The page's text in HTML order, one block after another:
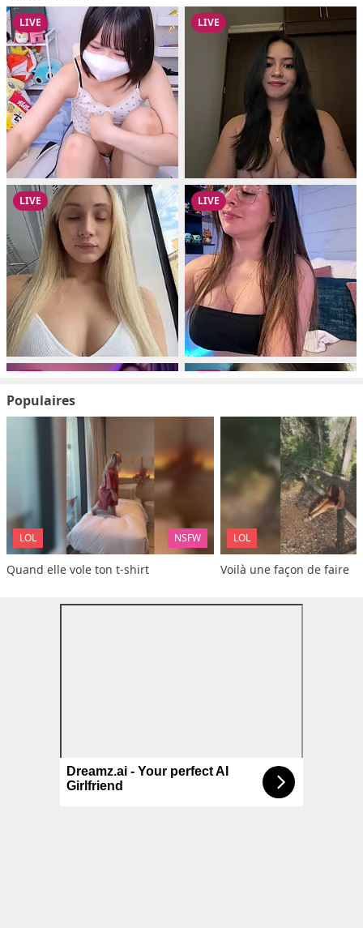
Populaires
LOL NSFW
Quand elle vole ton t-shirt
LOL
Voilà une façon de faire